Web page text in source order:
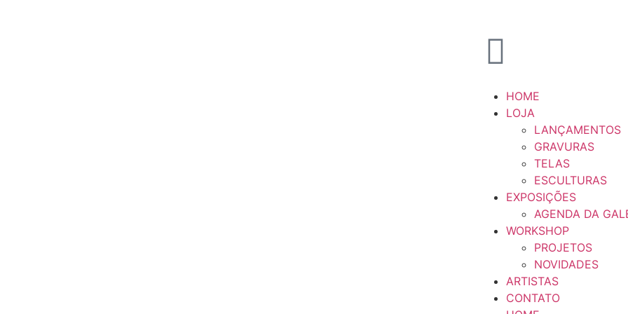
HOME
LOJA
LANÇAMENTOS
GRAVURAS
TELAS
ESCULTURAS
EXPOSIÇÕES
AGENDA DA
WORKSHOP
PROJETOS
NOVIDADES
ARTISTAS
CONTATO